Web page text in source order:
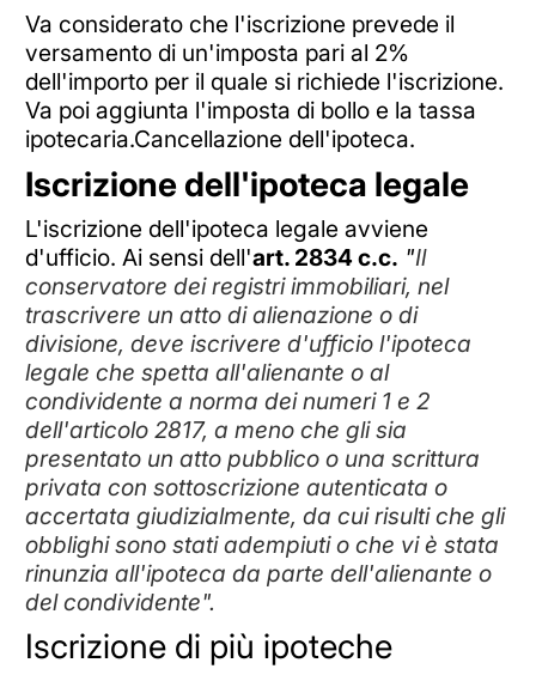
Va considerato che l'iscrizione prevede il
versamento di un'imposta pari al 2%
dell'importo per il quale si richiede l'iscrizione.
Va poi aggiunta l'imposta di bollo e la tassa
ipotecaria.Cancellazione dell'ipoteca.
Iscrizione dell'ipoteca legale
L'iscrizione dell'ipoteca legale avviene
d'ufficio. Ai sensi dell'art. 2834 c.c. "Il
conservatore dei registri immobiliari, nel
trascrivere un atto di alienazione o di
divisione, deve iscrivere d'ufficio l'ipoteca
legale che spetta all'alienante o al
condividente a norma dei numeri 1 e 2
dell'articolo 2817, a meno che gli sia
presentato un atto pubblico o una scrittura
privata con sottoscrizione autenticata o
accertata giudizialmente, da cui risulti che gli
obblighi sono stati adempiuti o che vi è stata
rinunzia all'ipoteca da parte dell'alienante o
del condividente".
Iscrizione di più ipoteche